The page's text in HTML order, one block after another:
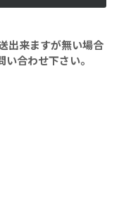
出来ますが無い場合
合わせ下さい。